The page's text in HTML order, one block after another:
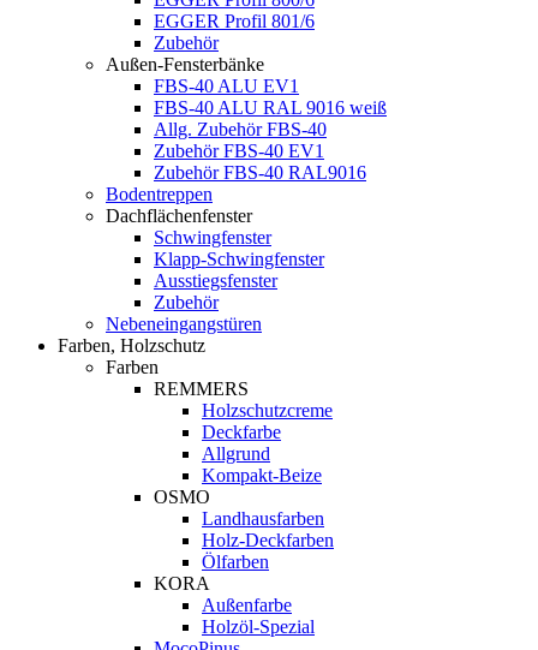
EGGER Profil 801/6
Zubehör
Außen-Fensterbänke
FBS-40 ALU EV1
FBS-40 ALU RAL 9016 weiß
Allg. Zubehör FBS-40
Zubehör FBS-40 EV1
Zubehör FBS-40 RAL9016
Bodentreppen
Dachflächenfenster
Schwingfenster
Klapp-Schwingfenster
Ausstiegsfenster
Zubehör
Nebeneingangstüren
Farben, Holzschutz
Farben
REMMERS
Holzschutzcreme
Deckfarbe
Allgrund
Kompakt-Beize
OSMO
Landhausfarben
Holz-Deckfarben
Ölfarben
KORA
Außenfarbe
Holzöl-Spezial